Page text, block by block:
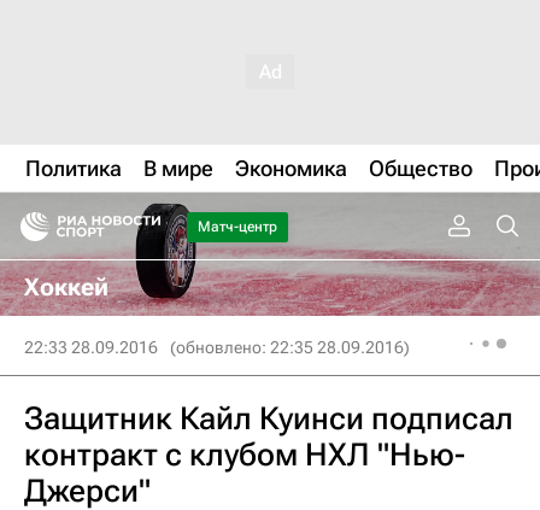
Политика В мире Экономика Общество
Матч-центр
Хоккей
22:33 28.09.2016 (обновлено: 22:35 28.09.2016)
Защитник Кайл Куинси подписал
контракт с клубом НХЛ "Нью-
Джерси"